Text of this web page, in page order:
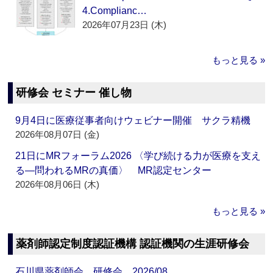
4.Complianc…
2026年07月23日 (木)
もっと見る »
研修会 セミナー 催し物
9月4日に医療従事者向けウェビナー開催 サクラ精機
2026年08月07日 (金)
21日にMRフォーラム2026 〈学び続ける力が医療を支え
る―問われるMRの真価〉 MR認定センター
2026年08月06日 (木)
もっと見る »
薬剤師認定制度認証機構 認証機関の生涯研修会